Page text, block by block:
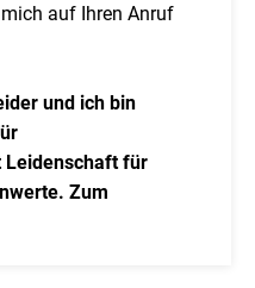
auf Ihren Anruf
und ich bin
Leidenschaft für
Zum